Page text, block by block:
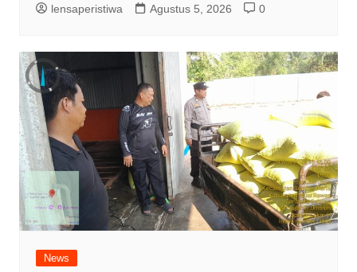
lensaperistiwa Agustus 5, 2026 0
News